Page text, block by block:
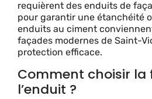
requièrent des enduits de
pour garantir une étanchéité
enduits au ciment
façades modernes de Saint-
protection efficace.
Comment choisir la
l’enduit ?